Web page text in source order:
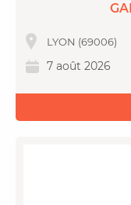
LYON (69006)
7 août 2026